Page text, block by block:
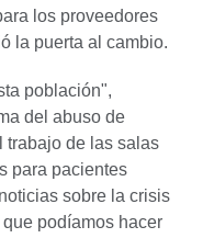
los proveedores
la puerta al cambio.
población",
del abuso de
trabajo de las salas
para pacientes
sobre la crisis
podíamos hacer